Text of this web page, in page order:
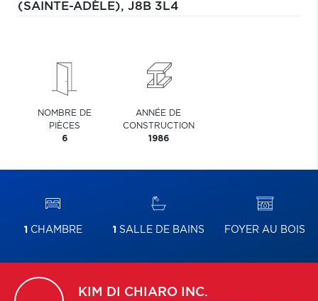
(SAINTE-ADÈLE), J8B 3L4
NOMBRE DE
PIÈCES
6
ANNÉE DE
CONSTRUCTION
1986
1 CHAMBRE 1 SALLE DE BAINS FOYER AU BOIS
KIM DI CHIARO INC.